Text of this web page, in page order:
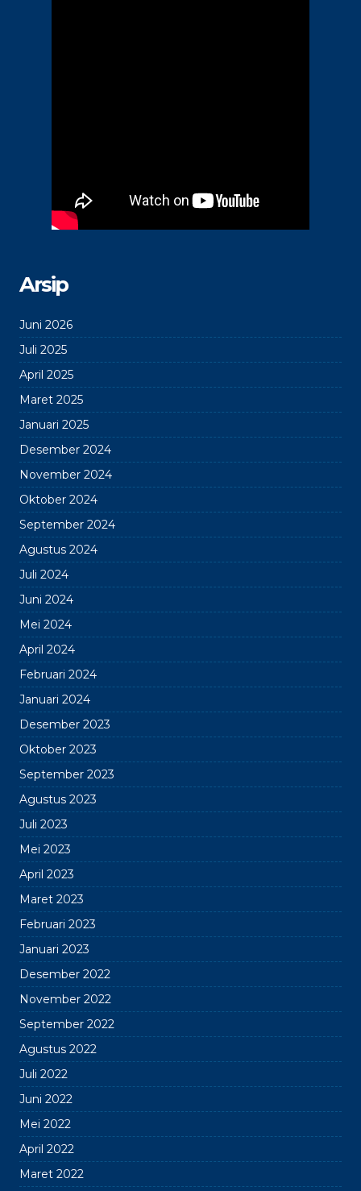
Arsip
Juni 2026
Juli 2025
April 2025
Maret 2025
Januari 2025
Desember 2024
November 2024
Oktober 2024
September 2024
Agustus 2024
Juli 2024
Juni 2024
Mei 2024
April 2024
Februari 2024
Januari 2024
Desember 2023
Oktober 2023
September 2023
Agustus 2023
Juli 2023
Mei 2023
April 2023
Maret 2023
Februari 2023
Januari 2023
Desember 2022
November 2022
September 2022
Agustus 2022
Juli 2022
Juni 2022
Mei 2022
April 2022
Maret 2022